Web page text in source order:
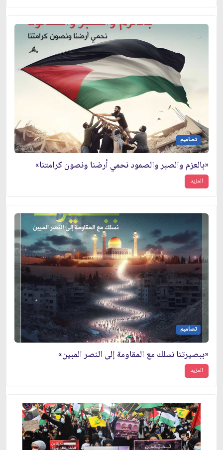
تصاميم
«بالعزم والصبر والصمود نحمي أرضنا ونصون كرامتنا»
المزيد
تصاميم
«ببصيرتنا نسلك مع المقاومة إلى النصر المبين»
المزيد